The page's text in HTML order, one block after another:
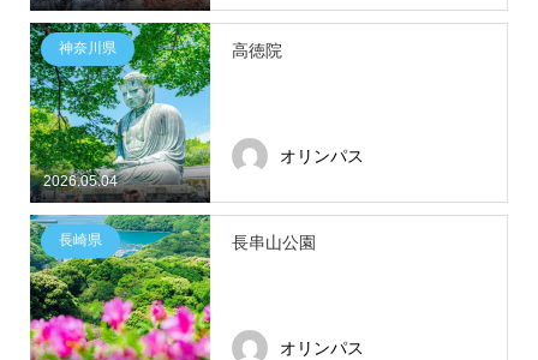
2026.05.04
神奈川県 高徳院
オリンパス
長崎県 長串山公園
オリンパス